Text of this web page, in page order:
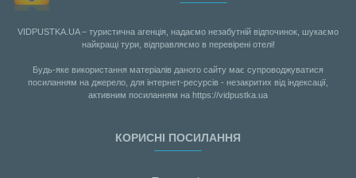
VIDPUSTKA.UA – туристична агенція, надаємо незабутній відпочинок, шукаємо
найкращі тури, відправляємо в перевірені отелі!
Будь-яке використання матеріалів даного сайту має супроводжуватися
посиланням на джерело, для інтернет-ресурсів - незакритих від індексації,
активним посиланням на https://vidpustka.ua
КОРИСНІ ПОСИЛАННЯ